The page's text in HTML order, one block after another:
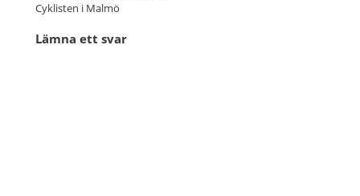
Cyklisten i Malmö
Lämna ett svar